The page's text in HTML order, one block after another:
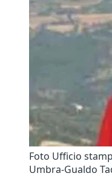
Foto Ufficio
Umbra-Gualdo